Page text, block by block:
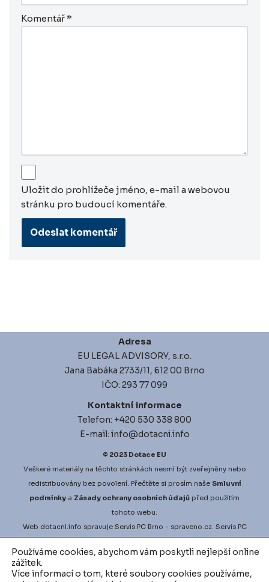
Komentář *
Uložit do prohlížeče jméno, e-mail a webovou
stránku pro budoucí komentáře.
Adresa
EU LEGAL ADVISORY, s.r.o.
Jana Babáka 2733/11, 612 00 Brno
IČO: 293 77 099
Kontaktní informace
Telefon: +420 530 338 800
E-mail: info@dotacni.info
© 2023 Dotace EU
Veškeré materiály na těchto stránkách nesmí být zveřejněny nebo
redistribuovány bez povolení. Přečtěte si prosím naše Smluvní
podmínky a Zásady ochrany osobních údajů před použitím
tohoto webu.
Web dotacni.info spravuje Servis PC Brno - spraveno.cz. Servis PC
nejlepší možné podmínky pro vaši zakázku.vodni-audit.cza
d igitalni-audit.cz zefektivní činnosti přesně dle vašich potřeb.
Používáme cookies, abychom vám poskytli nejlepší online
zážitek.
Více informací o tom, které soubory cookies používáme,